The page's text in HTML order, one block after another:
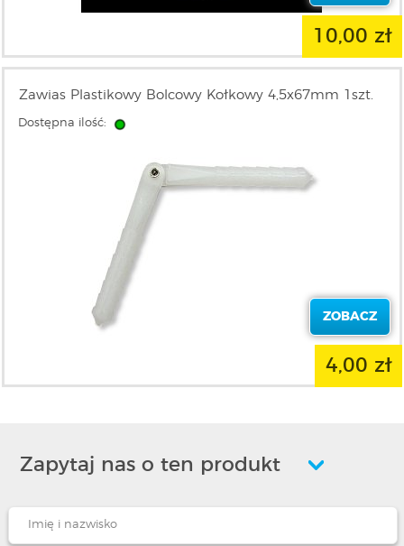
10,00 zł
Zawias Plastikowy Bolcowy Kołkowy 4,5x67mm 1szt.
Dostępna ilość:
ZOBACZ
4,00 zł
Zapytaj nas o ten produkt